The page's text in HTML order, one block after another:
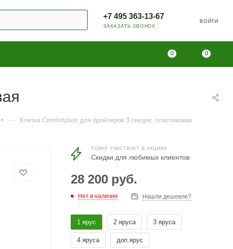
+7 495 363-13-67
ЗАКАЗАТЬ ЗВОНОК
ВОЙТИ
0 0
— Клетка Comfortplast для бройлеров 3 секции, пластиковая
ТОВАР УЧАСТВУЕТ В АКЦИЯХ
Скидки для любимых клиентов
28 200 руб.
Нет в наличии Нашли дешевле?
1 ярус 2 яруса 3 яруса
4 яруса доп.ярус